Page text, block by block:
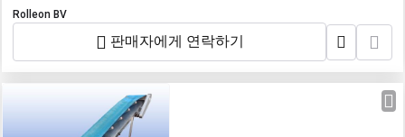
Rolleon BV
판매자에게 연락하기